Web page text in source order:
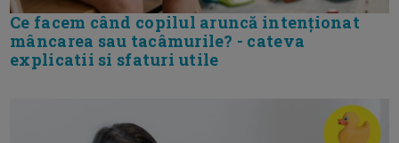
Ce facem când copilul aruncă intenționat
mâncarea sau tacâmurile? - cateva
explicatii si sfaturi utile